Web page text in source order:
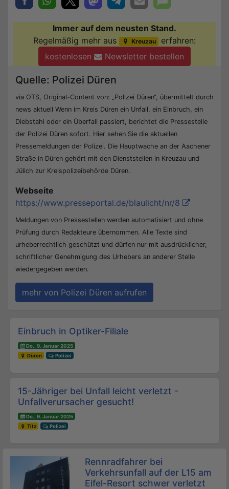
Immer auf dem neusten Stand.
Regelmäßig mehr aus
Kreuzau erfahren:
kostenlosen
Newsletter bestellen
Quelle: Polizei Düren
via OTS, Original-Content von: „Polizei Düren“, übermittelt durch
news aktuell Wenn im Kreis Düren ein Unfall, ein Einbruch, ein
Diebstahl oder ein Überfall passiert, berichtet die Pressestelle
der Polizei Düren sofort. Hier sehen Sie die aktuellen
Pressemeldungen der Polizei. Die Hauptwache an der Aachener
Straße in Düren gehört mit den Dienststellen in Kreuzau und
Jülich zur Kreispolizeibehörde Düren.
Webseite
https://www.presseportal.de/blaulicht/nr/8
Meldungen von Pressestellen werden automatisiert und ohne
Prüfung durch Redakteure übernommen. Alle Texte sind
urheberrechtlich geschützt und dürfen nur mit ausdrücklicher,
schriftlicher Genehmigung des Urhebers an anderer Stelle
wiedergegeben werden.
mehr von Polizei Düren aufrufen
Beitrags-Navigation
Einbruch in Optiker-Filiale
Do., 9. Januar 2025
Düren
Polizei
15-Jähriger bei Unfall leicht verletzt -
Unfallverursacher gesucht!
Do., 9. Januar 2025
Titz
Polizei
Rennradfahrer bei
Verkehrsunfall auf der L15 am
Eifel-Resort schwer verletzt